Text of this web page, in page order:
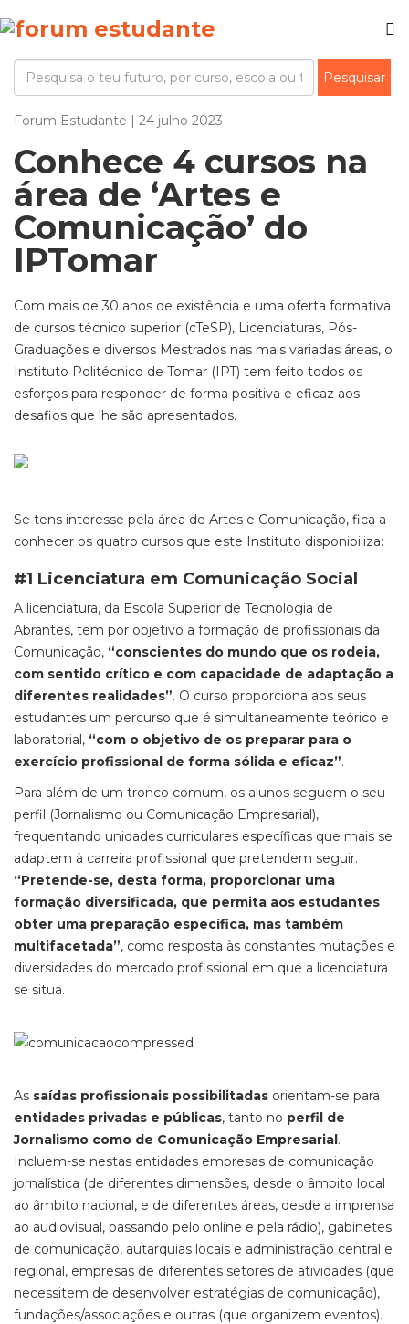
Forum Estudante | 24 julho 2023
Conhece 4 cursos na
área de ‘Artes e
Comunicação’ do
IPTomar
Com mais de 30 anos de existência e uma oferta formativa
de cursos técnico superior (cTeSP), Licenciaturas, Pós-
Graduações e diversos Mestrados nas mais variadas áreas, o
Instituto Politécnico de Tomar (IPT) tem feito todos os
esforços para responder de forma positiva e eficaz aos
desafios que lhe são apresentados.
Se tens interesse pela área de Artes e Comunicação, fica a
conhecer os quatro cursos que este Instituto disponibiliza:
#1 Licenciatura em Comunicação Social
A licenciatura, da Escola Superior de Tecnologia de
Abrantes, tem por objetivo a formação de profissionais da
Comunicação, “conscientes do mundo que os rodeia,
com sentido crítico e com capacidade de adaptação a
diferentes realidades”. O curso proporciona aos seus
estudantes um percurso que é simultaneamente teórico e
laboratorial, “com o objetivo de os preparar para o
exercício profissional de forma sólida e eficaz”.
Para além de um tronco comum, os alunos seguem o seu
perfil (Jornalismo ou Comunicação Empresarial),
frequentando unidades curriculares específicas que mais se
adaptem à carreira profissional que pretendem seguir.
“Pretende-se, desta forma, proporcionar uma
formação diversificada, que permita aos estudantes
obter uma preparação específica, mas também
multifacetada”, como resposta às constantes mutações e
diversidades do mercado profissional em que a licenciatura
se situa.
As saídas profissionais possibilitadas orientam-se para
entidades privadas e públicas, tanto no perfil de
Jornalismo como de Comunicação Empresarial.
Incluem-se nestas entidades empresas de comunicação
jornalística (de diferentes dimensões, desde o âmbito local
ao âmbito nacional, e de diferentes áreas, desde a imprensa
ao audiovisual, passando pelo online e pela rádio), gabinetes
de comunicação, autarquias locais e administração central e
regional, empresas de diferentes setores de atividades (que
necessitem de desenvolver estratégias de comunicação),
fundações/associações e outras (que organizem eventos).